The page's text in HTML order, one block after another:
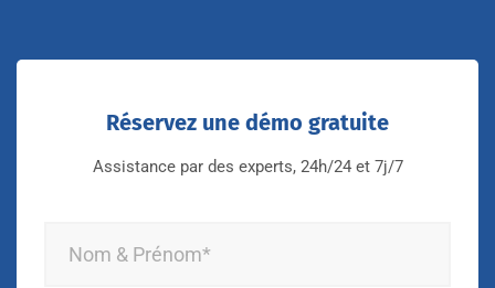
Réservez une démo gratuite
Assistance par des experts, 24h/24 et 7j/7